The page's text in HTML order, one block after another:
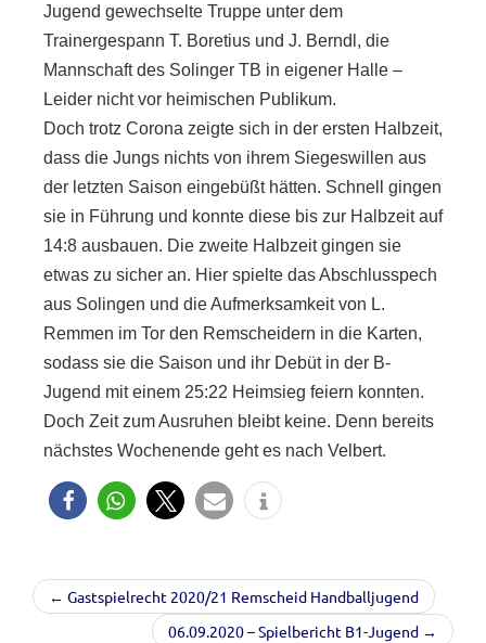
Jugend gewechselte Truppe unter dem
Trainergespann T. Boretius und J. Berndl, die
Mannschaft des Solinger TB in eigener Halle –
Leider nicht vor heimischen Publikum.
Doch trotz Corona zeigte sich in der ersten Halbzeit,
dass die Jungs nichts von ihrem Siegeswillen aus
der letzten Saison eingebüßt hätten. Schnell gingen
sie in Führung und konnte diese bis zur Halbzeit auf
14:8 ausbauen. Die zweite Halbzeit gingen sie
etwas zu sicher an. Hier spielte das Abschlusspech
aus Solingen und die Aufmerksamkeit von L.
Remmen im Tor den Remscheidern in die Karten,
sodass sie die Saison und ihr Debüt in der B-
Jugend mit einem 25:22 Heimsieg feiern konnten.
Doch Zeit zum Ausruhen bleibt keine. Denn bereits
nächstes Wochenende geht es nach Velbert.
← Gastspielrecht 2020/21 Remscheid Handballjugend
06.09.2020 – Spielbericht B1-Jugend →